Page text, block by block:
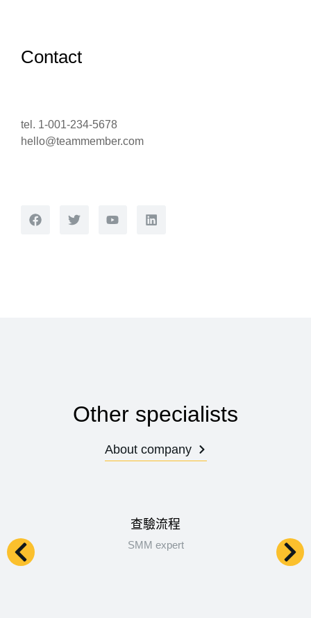
Contact
tel. 1-001-234-5678
hello@teammember.com
Other specialists
About company
查驗流程
SMM expert